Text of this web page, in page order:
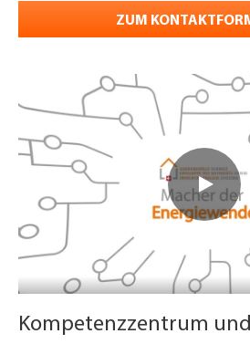
ZUM
Kompetenzzentrum